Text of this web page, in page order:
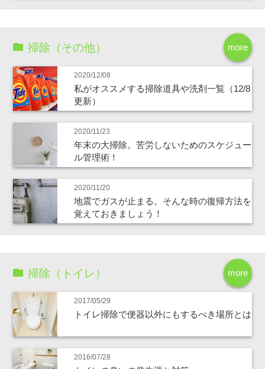
more
掃除（その他）
2020/12/08
私がオススメする掃除道具や洗剤一覧（12/8
更新）
2020/11/23
年末の大掃除。苦労しないためのスケジュー
ル管理術！
2020/11/20
地震でガスが止まる。そんな時の復帰方法を
覚えておきましょう！
more
掃除（トイレ）
2017/05/29
トイレ掃除で便器以外にもするべき場所とは
2016/07/28